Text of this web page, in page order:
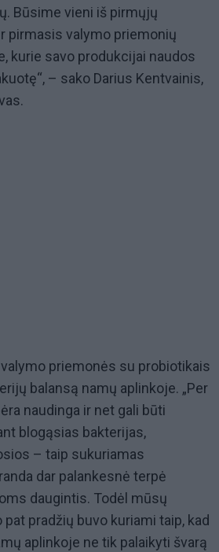
Būsime vieni iš pirmųjų
pirmasis valymo priemonių
kurie savo produkcijai naudos
– sako Darius Kentvainis,
valymo priemonės su probiotikais
balansą namų aplinkoje. „Per
naudinga ir net gali būti
blogąsias bakterijas,
– taip sukuriamas
dar palankesnė terpė
daugintis. Todėl mūsų
pradžių buvo kuriami taip, kad
aplinkoje ne tik palaikyti švarą